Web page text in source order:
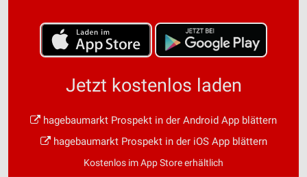
Jetzt kostenlos laden
hagebaumarkt Prospekt in der Android App blättern
hagebaumarkt Prospekt in der iOS App blättern
Kostenlos im App Store erhältlich